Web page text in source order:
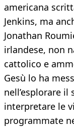
americana
Jenkins, ma
Jonathan
irlandese, non
cattolico e
Gesù lo ha
nell’esplorare
interpretare le
programmate